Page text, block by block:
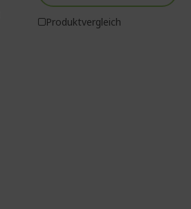
Produktvergleich